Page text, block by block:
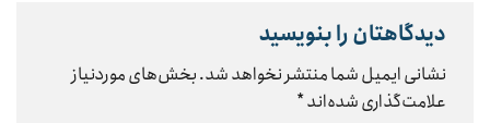
دیدگاهتان را بنویسید
نشانی ایمیل شما منتشر نخواهد شد.بخش‌های موردنیاز
علامت‌گذاری شده‌اند*